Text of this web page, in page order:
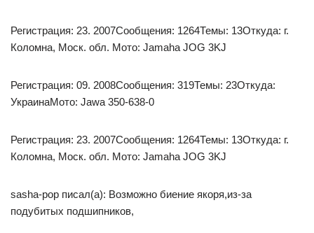
Регистрация: 23. 2007Сообщения: 1264Темы: 13Откуда: г.
Коломна, Моск. обл. Мото: Jamaha JOG 3KJ
Регистрация: 09. 2008Сообщения: 319Темы: 23Откуда:
УкраинаМото: Jawa 350-638-0
Регистрация: 23. 2007Сообщения: 1264Темы: 13Откуда: г.
Коломна, Моск. обл. Мото: Jamaha JOG 3KJ
sasha-pop писал(а): Возможно биение якоря,из-за
подубитых подшипников,